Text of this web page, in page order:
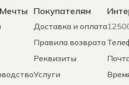
Покупателям
Доставка и оплата
Правила возврата
Реквизиты
Услуги